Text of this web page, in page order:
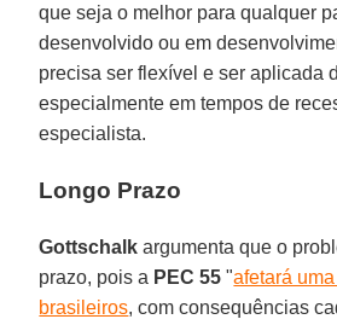
que seja o melhor para qualquer
desenvolvido ou em
precisa ser flexível e ser aplicada
especialmente em tempos de
especialista.
Longo Prazo
Gottschalk argumenta que o
prazo, pois a PEC 55 "afetará
brasileiros, com consequências